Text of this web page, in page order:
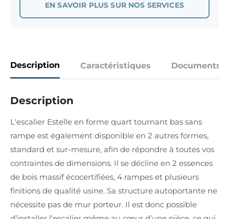
EN SAVOIR PLUS SUR NOS SERVICES
Description Caractéristiques Documents
Description
L'escalier Estelle en forme quart tournant bas sans
rampe est également disponible en 2 autres formes,
standard et sur-mesure, afin de répondre à toutes vos
contraintes de dimensions. Il se décline en 2 essences
de bois massif écocertifiées, 4 rampes et plusieurs
finitions de qualité usine. Sa structure autoportante ne
nécessite pas de mur porteur. Il est donc possible